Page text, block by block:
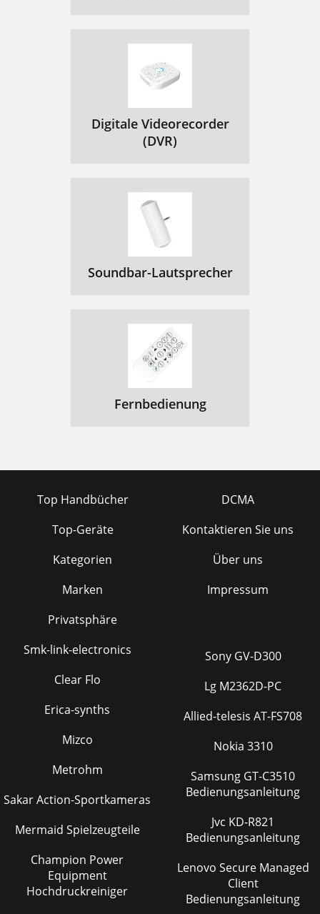
Digitale Videorecorder
(DVR)
Soundbar-Lautsprecher
Fernbedienung
Top Handbücher
Top-Geräte
Kategorien
Marken
Privatsphäre
DCMA
Kontaktieren Sie uns
Über uns
Impressum
Smk-link-electronics
Clear Flo
Erica-synths
Mizco
Metrohm
Sakar Action-Sportkameras
Mermaid Spielzeugteile
Champion Power
Equipment
Hochdruckreiniger
Sony GV-D300
Lg M2362D-PC
Allied-telesis AT-FS708
Nokia 3310
Samsung GT-C3510
Bedienungsanleitung
Jvc KD-R821
Bedienungsanleitung
Lenovo Secure Managed
Client
Bedienungsanleitung